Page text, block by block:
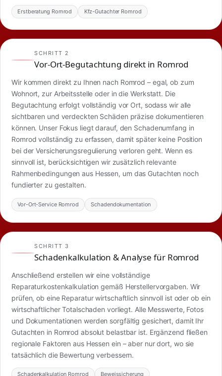
Erstberatung Romrod Kfz-Gutachter Romrod
SCHRITT 2
Vor-Ort-Begutachtung direkt in Romrod
Wir kommen direkt zu Ihnen nach Romrod – egal, ob zum
Wohnort, zur Arbeitsstelle oder in die Werkstatt. Die
Begutachtung erfolgt vollständig vor Ort, sodass wir alle
sichtbaren und verdeckten Schäden präzise dokumentieren
können. Unser Fokus liegt darauf, den Schadenumfang in
Romrod vollständig zu erfassen, damit später keine Position
bei der Versicherungsregulierung verloren geht. Wenn es
sinnvoll ist, berücksichtigen wir zusätzlich relevante
Rahmenbedingungen aus Hessen, um das Gutachten noch
fundierter zu gestalten.
Vor-Ort-Service Romrod Schadendokumentation
SCHRITT 3
Schadenkalkulation & Analyse für Romrod
Anschließend erstellen wir eine vollständige
Reparaturkostenkalkulation gemäß Herstellervorgaben. Wir
prüfen, ob eine Reparatur wirtschaftlich sinnvoll ist oder ob ein
wirtschaftlicher Totalschaden vorliegt. Alle Messwerte, Fotos
und Dokumentationen werden sorgfältig gesichert, damit Ihr
Gutachten in Romrod absolut belastbar ist. Ergänzend fließen
regionale Faktoren aus Hessen ein – aber nur dort, wo sie
tatsächlich die Bewertung verbessern.
Schadenkalkulation Romrod Beweissicherung